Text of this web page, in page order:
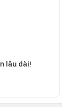
lâu dài!